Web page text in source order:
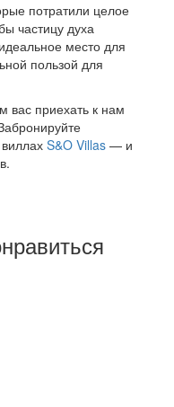
потратили целое
частицу духа
место для
пользой для
приехать к нам
S&O Villas — и